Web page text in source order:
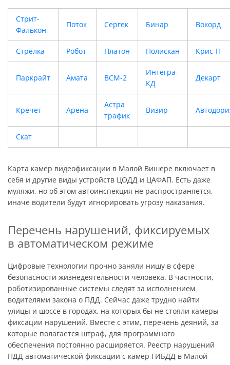
Стрит-
Фалькон
Поток Сергек Бинар Вокорд
Стрелка Робот Платон Полискан Крис-П
Паркрайт Амата ВСМ-2
Интегра-
КД
Декарт
Кречет Арена
Астра
трафик
Визир
Скат
Карта камер видеофиксации в Малой Вишере включает в
себя и другие виды устройств ЦОДД и ЦАФАП. Есть даже
муляжи, но об этом автоинспекция не распространяется,
иначе водители будут игнорировать угрозу наказания.
Перечень нарушений, фиксируемых
в автоматическом режиме
Цифровые технологии прочно заняли нишу в сфере
безопасности жизнедеятельности человека. В частности,
роботизированные системы следят за исполнением
водителями закона о ПДД. Сейчас даже трудно найти
улицы и шоссе в городах, на которых бы не стояли камеры
фиксации нарушений. Вместе с этим, перечень деяний, за
которые полагается штраф, для программного
обеспечения постоянно расширяется. Реестр нарушений
ПДД автоматической фиксации с камер ГИБДД в Малой